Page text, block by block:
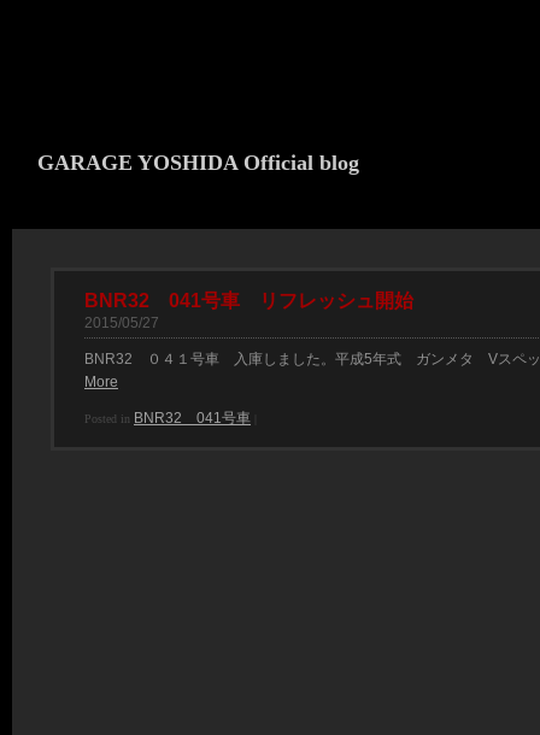
GARAGE YOSHIDA Official blog
BNR32 041号車 リフレッシュ開始
2015/05/27
BNR32 ０４１号車 入庫しました。平成5年式 ガンメタ Vスペ
More
Posted in BNR32 041号車